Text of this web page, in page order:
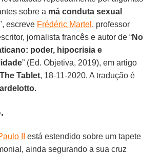
sobre a má conduta sexual
escreve Frédéric Martel , professor
jornalista francês e autor de “No
poder, hipocrisia e
” (Ed. Objetiva, 2019), em artigo
The Tablet, 18-11-2020. A tradução é
.
II
está estendido sobre um tapete
ainda segurando a sua cruz